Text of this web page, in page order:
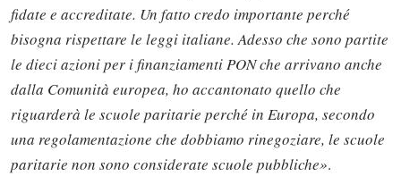
fidate e accreditate. Un fatto credo importante perché
bisogna rispettare le leggi italiane. Adesso che sono partite
le dieci azioni per i finanziamenti PON che arrivano anche
dalla Comunità europea, ho accantonato quello che
riguarderà le scuole paritarie perché in Europa, secondo
una regolamentazione che dobbiamo rinegoziare, le scuole
paritarie non sono considerate scuole pubbliche».